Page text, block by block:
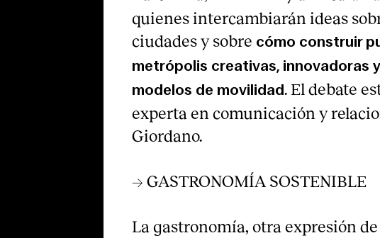
quienes intercambiarán ideas
ciudades y sobre cómo construir
metrópolis creativas, innovadoras
modelos de movilidad. El debate
experta en comunicación y
Giordano.
→ GASTRONOMÍA SOSTENIBLE
La gastronomía, otra expresión